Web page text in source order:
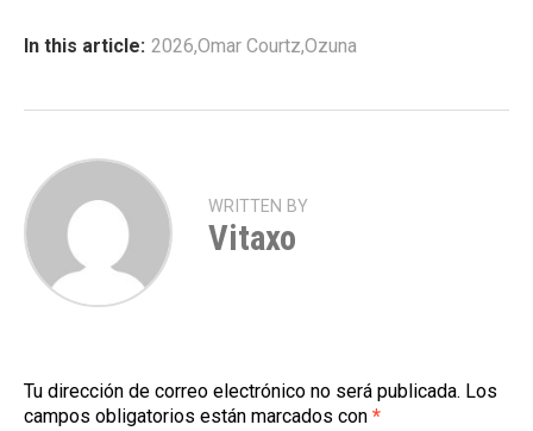
In this article: 2026,Omar Courtz,Ozuna
WRITTEN BY
Vitaxo
Tu dirección de correo electrónico no será publicada. Los
campos obligatorios están marcados con *